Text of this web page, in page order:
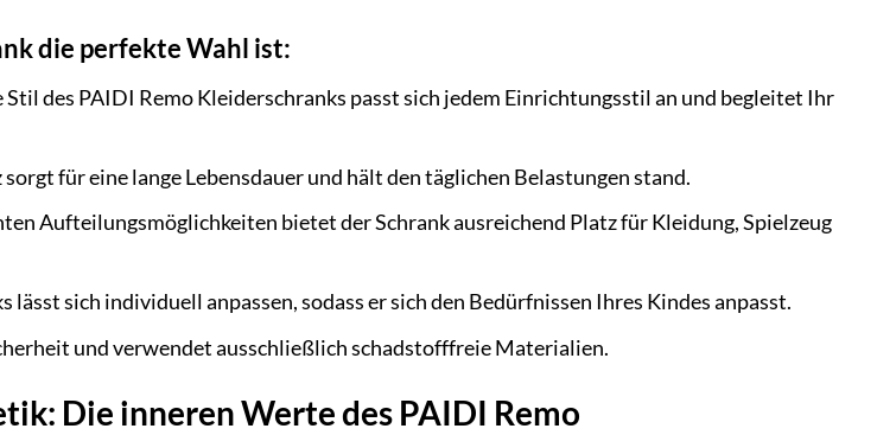
die perfekte Wahl ist:
des PAIDI Remo Kleiderschranks passt sich jedem Einrichtungsstil an und begleitet Ihr
für eine lange Lebensdauer und hält den täglichen Belastungen stand.
Aufteilungsmöglichkeiten bietet der Schrank ausreichend Platz für Kleidung, Spielzeug
lässt sich individuell anpassen, sodass er sich den Bedürfnissen Ihres Kindes anpasst.
und verwendet ausschließlich schadstofffreie Materialien.
Die inneren Werte des PAIDI Remo